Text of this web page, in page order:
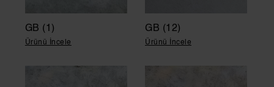
GB (1)
Ürünü İncele
GB (12)
Ürünü İncele